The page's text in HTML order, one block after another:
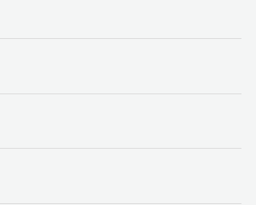
意性
い。
求について